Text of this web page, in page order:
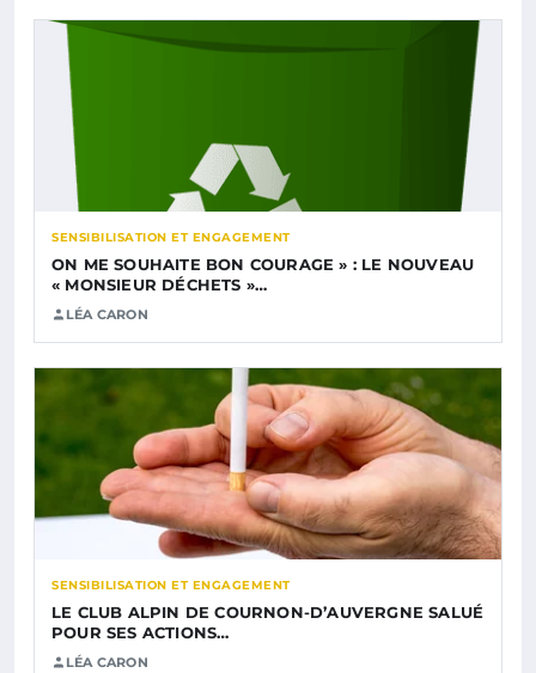
SENSIBILISATION ET ENGAGEMENT
ON ME SOUHAITE BON COURAGE » : LE NOUVEAU
« MONSIEUR DÉCHETS »…
LÉA CARON
SENSIBILISATION ET ENGAGEMENT
LE CLUB ALPIN DE COURNON-D’AUVERGNE SALUÉ
POUR SES ACTIONS…
LÉA CARON